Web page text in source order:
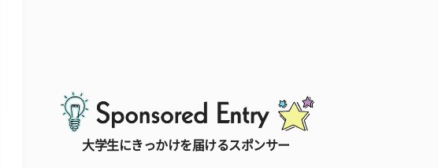
大学生にきっかけを届けるスポンサー